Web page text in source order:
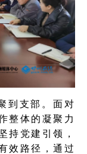
到支部。面对
整体的凝聚力
持党建引领，
效路径，通过